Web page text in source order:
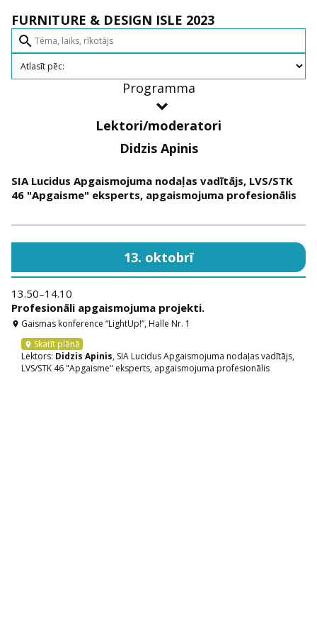
FURNITURE & DESIGN ISLE 2023
search
Programma
Lektori/moderatori
Didzis Apinis
SIA Lucidus Apgaismojuma nodaļas vadītājs, LVS/STK
46 "Apgaisme" eksperts, apgaismojuma profesionālis
13. oktobrī
13.50–14.10
Profesionāli apgaismojuma projekti.
location_on Gaismas konference “LightUp!”, Halle Nr. 1
location_on Skatīt plānā
Lektors: Didzis Apinis, SIA Lucidus Apgaismojuma nodaļas vadītājs,
LVS/STK 46 "Apgaisme" eksperts, apgaismojuma profesionālis